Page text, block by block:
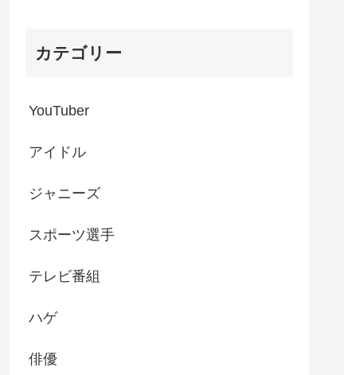
カテゴリー
YouTuber
アイドル
ジャニーズ
スポーツ選手
テレビ番組
ハゲ
俳優